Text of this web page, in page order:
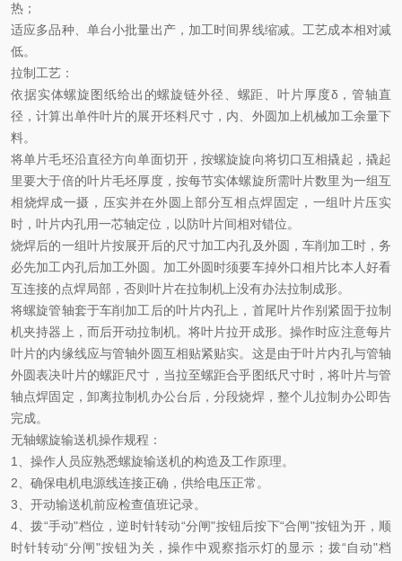
热；
适应多品种、单台小批量出产，加工时间界线缩减。工艺成本相对减
低。
拉制工艺 ：
依据实体螺旋图纸给出的螺旋链外径、螺距、叶片厚度δ ，管轴直
径，计算出单件叶片的展开坯料尺寸，内、外圆加上机械加工余量下
料。
将单片毛坯沿直径方向单面切开，按螺旋旋向将切口互相撬起，撬起
里要大于倍的叶片毛坯厚度，按每节实体螺旋所需叶片数里为一组互
相烧焊成一摄，压实并在外圆上部分互相点焊固定，一组叶片压实
时，叶片内孔用一芯轴定位，以防叶片间相对错位。
烧焊后的一组叶片按展开后的尺寸加工内孔及外圆，车削加工时，务
必先加工内孔后加工外圆。加工外圆时须要车掉外口相片比本人好看
互连接的点焊局部，否则叶片在拉制机上没有办法拉制成形。
将螺旋管轴套于车削加工后的叶片内孔上，首尾叶片作别紧固于拉制
机夹持器上，而后开动拉制机。将叶片拉开成形。操作时应注意每片
叶片的内缘线应与管轴外圆互相贴紧贴实。这是由于叶片内孔与管轴
外圆表决叶片的螺距尺寸，当拉至螺距合乎图纸尺寸时，将叶片与管
轴点焊固定，卸离拉制机办公台后，分段烧焊，整个儿拉制办公即告
完成。
无轴螺旋输送机操作规程：
1
、操作人员应熟悉螺旋输送机的构造及工作原理。
2 、确保电机电源线连接正确，供给电压正常。
3 、开动输送机前应检查值班记录。
4 、拨“手动"档位，逆时针转动“分闸"按钮后按下“合闸"按钮为开，顺
时针转动“分闸"按钮为关，操作中观察指示灯的显示；拨“自动"档